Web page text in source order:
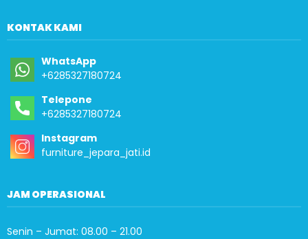
KONTAK KAMI
WhatsApp
+6285327180724
Telepone
+6285327180724
Instagram
furniture_jepara_jati.id
JAM OPERASIONAL
Senin – Jumat: 08.00 – 21.00